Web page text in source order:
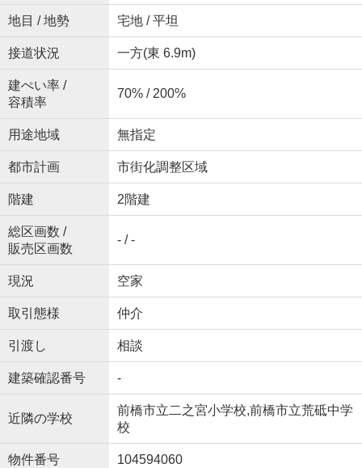
地目 / 地勢 宅地 / 平坦
接道状況 一方(東 6.9m)
建ぺい率 /
容積率
70% / 200%
用途地域 無指定
都市計画 市街化調整区域
階建 2階建
総区画数 /
販売区画数
- / -
現況 空家
取引態様 仲介
引渡し 相談
建築確認番号 -
近隣の学校
前橋市立二之宮小学校,前橋市立荒砥中学
校
物件番号 104594060